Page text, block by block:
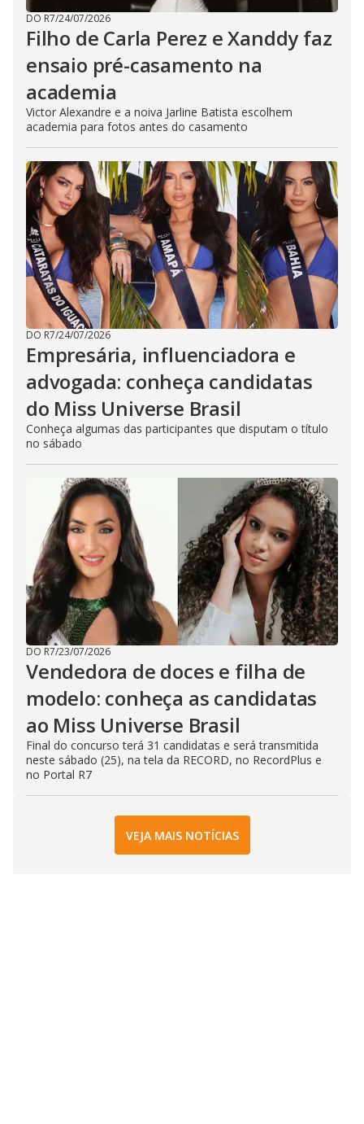
DO R7/24/07/2026
Filho de Carla Perez e Xanddy faz
ensaio pré-casamento na
academia
Victor Alexandre e a noiva Jarline Batista escolhem
academia para fotos antes do casamento
DO R7/24/07/2026
Empresária, influenciadora e
advogada: conheça candidatas
do Miss Universe Brasil
Conheça algumas das participantes que disputam o título
no sábado
DO R7/23/07/2026
Vendedora de doces e filha de
modelo: conheça as candidatas
ao Miss Universe Brasil
Final do concurso terá 31 candidatas e será transmitida
neste sábado (25), na tela da RECORD, no RecordPlus e
no Portal R7
VEJA MAIS NOTÍCIAS